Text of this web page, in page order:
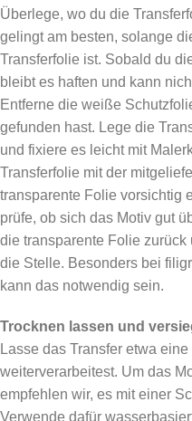
Überlege, wo du die
gelingt am besten, solange
Transferfolie ist. Sobald du
bleibt es haften und kann
Entferne die weiße
gefunden hast. Lege die
und fixiere es leicht mit
Transferfolie mit der
transparente Folie vorsichtig
prüfe, ob sich das Motiv gut
die transparente Folie
die Stelle. Besonders bei
kann das notwendig sein.
Trocknen lassen und
Lasse das Transfer etwa
weiterverarbeitest. Um das
empfehlen wir, es mit einer
Verwende dafür